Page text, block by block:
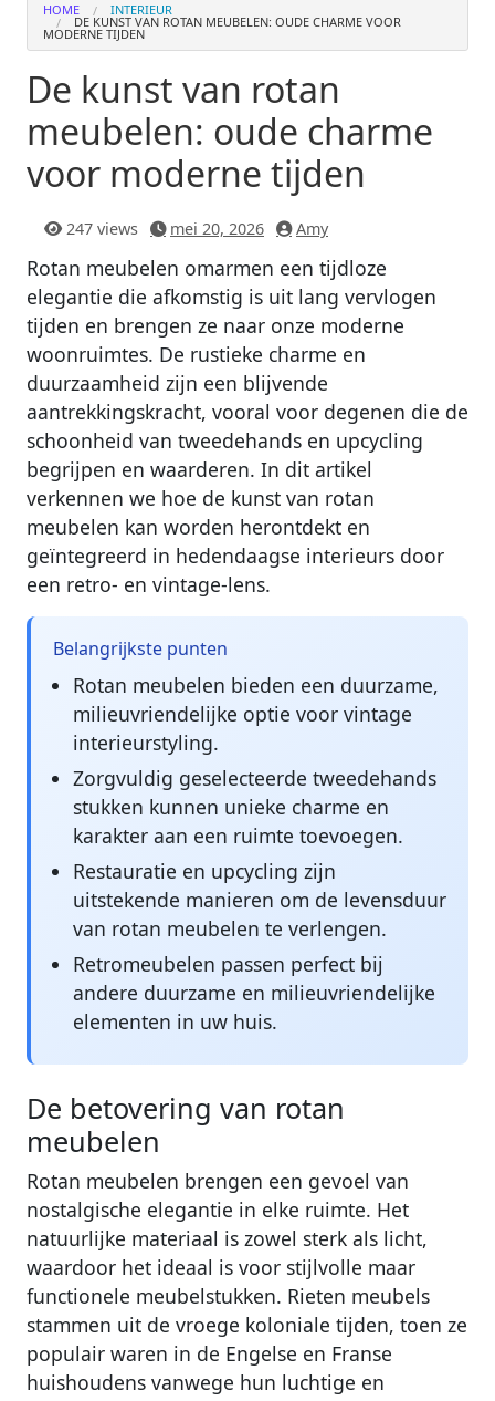
HOME INTERIEUR
DE KUNST VAN ROTAN MEUBELEN: OUDE CHARME VOOR
MODERNE TIJDEN
De kunst van rotan
meubelen: oude charme
voor moderne tijden
247 views mei 20, 2026 Amy
Rotan meubelen omarmen een tijdloze
elegantie die afkomstig is uit lang vervlogen
tijden en brengen ze naar onze moderne
woonruimtes. De rustieke charme en
duurzaamheid zijn een blijvende
aantrekkingskracht, vooral voor degenen die de
schoonheid van tweedehands en upcycling
begrijpen en waarderen. In dit artikel
verkennen we hoe de kunst van rotan
meubelen kan worden herontdekt en
geïntegreerd in hedendaagse interieurs door
een retro- en vintage-lens.
Belangrijkste punten
Rotan meubelen bieden een duurzame,
milieuvriendelijke optie voor vintage
interieurstyling.
Zorgvuldig geselecteerde tweedehands
stukken kunnen unieke charme en
karakter aan een ruimte toevoegen.
Restauratie en upcycling zijn
uitstekende manieren om de levensduur
van rotan meubelen te verlengen.
Retromeubelen passen perfect bij
andere duurzame en milieuvriendelijke
elementen in uw huis.
De betovering van rotan
meubelen
Rotan meubelen brengen een gevoel van
nostalgische elegantie in elke ruimte. Het
natuurlijke materiaal is zowel sterk als licht,
waardoor het ideaal is voor stijlvolle maar
functionele meubelstukken. Rieten meubels
stammen uit de vroege koloniale tijden, toen ze
populair waren in de Engelse en Franse
huishoudens vanwege hun luchtige en